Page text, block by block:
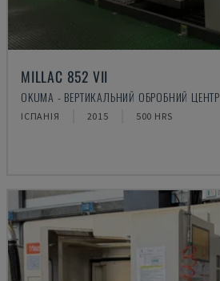
MILLAC 852 VII
OKUMA - ВЕРТИКАЛЬНИЙ ОБРОБНИЙ ЦЕНТР
ІСПАНІЯ 2015 500 HRS